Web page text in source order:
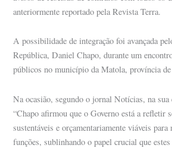
anteriormente reportado pela Revista Terra.
A possibilidade de integração foi avançada
República, Daniel Chapo, durante um
públicos no município da Matola, província
Na ocasião, segundo o jornal Notícias, na sua
“Chapo afirmou que o Governo está a refletir
sustentáveis e orçamentariamente viáveis
funções, sublinhando o papel crucial que